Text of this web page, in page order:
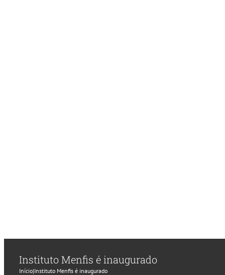
Instituto Menfis é inaugurado
Início|Instituto Menfis é inaugurado